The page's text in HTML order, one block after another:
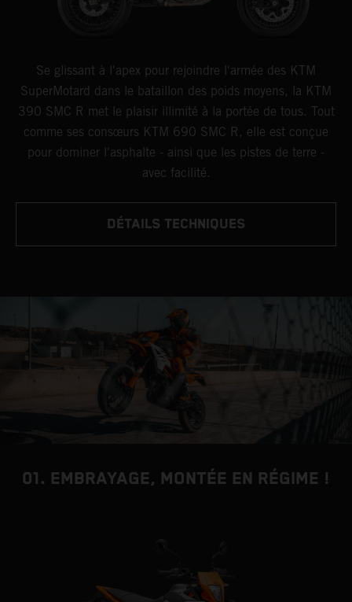
Se glissant à l'apex pour rejoindre l'armée des KTM
SuperMotard dans le bataillon des poids moyens, la KTM
390 SMC R met le plaisir illimité à la portée de tous. Tout
comme ses consœurs KTM 690 SMC R, elle est conçue
pour dominer l'asphalte - ainsi que les pistes de terre -
avec facilité.
DÉTAILS TECHNIQUES
01. EMBRAYAGE, MONTÉE EN RÉGIME !